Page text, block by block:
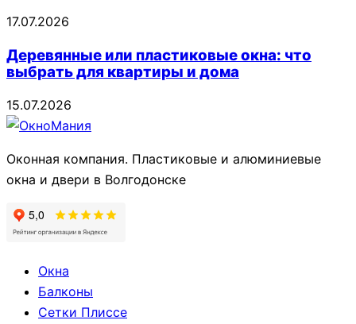
17.07.2026
Деревянные или пластиковые окна: что
выбрать для квартиры и дома
15.07.2026
Оконная компания. Пластиковые и алюминиевые
окна и двери в Волгодонске
Окна
Балконы
Сетки Плиссе